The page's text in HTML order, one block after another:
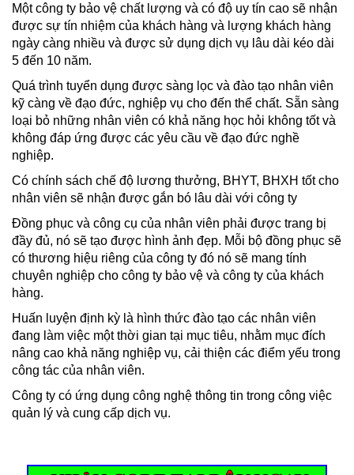
Một công ty bảo vệ chất lượng và có độ uy tín cao sẽ nhận
được sự tín nhiệm của khách hàng và lượng khách hàng
ngày càng nhiều và được sử dụng dịch vụ lâu dài kéo dài
5 đến 10 năm.
Quá trình tuyển dụng được sàng lọc và đào tạo nhân viên
kỹ càng về đạo đức, nghiệp vụ cho đến thể chất. Sẵn sàng
loại bỏ những nhân viên có khả năng học hỏi không tốt và
không đáp ứng được các yêu cầu về đạo đức nghề
nghiệp.
Có chính sách chế độ lương thưởng, BHYT, BHXH tốt cho
nhân viên sẽ nhận được gắn bó lâu dài với công ty
Đồng phục và công cụ của nhân viên phải được trang bị
đầy đủ, nó sẽ tạo được hình ảnh đẹp. Mỗi bộ đồng phục sẽ
có thương hiệu riêng của công ty đó nó sẽ mang tính
chuyên nghiệp cho công ty bảo vệ và công ty của khách
hàng.
Huấn luyện định kỳ là hình thức đào tạo các nhân viên
đang làm việc một thời gian tại mục tiêu, nhằm mục đích
nâng cao khả năng nghiệp vụ, cải thiện các điểm yếu trong
công tác của nhân viên.
Công ty có ứng dụng công nghệ thông tin trong công việc
quản lý và cung cấp dịch vụ.